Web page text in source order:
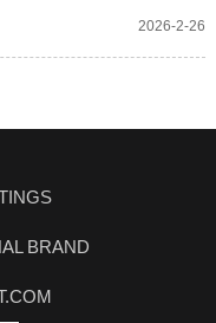
2026-2-26
BRAND